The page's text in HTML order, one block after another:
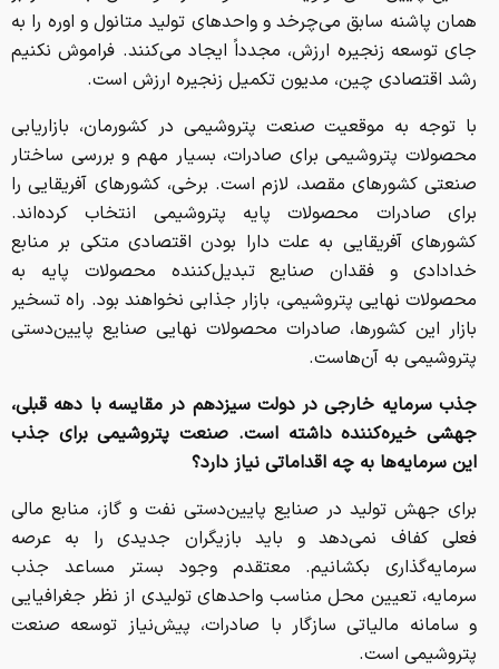
همان پاشنه سابق می‌چرخد و واحدهای تولید متانول و اوره را به
جای توسعه زنجیره ارزش، مجدداً ایجاد می‌کنند. فراموش نکنیم
رشد اقتصادی چین، مدیون تکمیل زنجیره ارزش است.
با توجه به موقعیت صنعت پتروشیمی در کشورمان، بازاریابی
محصولات پتروشیمی برای صادرات، بسیار مهم و بررسی ساختار
صنعتی کشورهای مقصد، لازم است. برخی، کشورهای آفریقایی را
برای صادرات محصولات پایه پتروشیمی انتخاب کرده‌اند.
کشورهای آفریقایی به علت دارا بودن اقتصادی متکی بر منابع
خدادادی و فقدان صنایع تبدیل‌کننده محصولات پایه به
محصولات نهایی پتروشیمی، بازار جذابی نخواهند بود. راه تسخیر
بازار این کشورها، صادرات محصولات نهایی صنایع پایین‌دستی
پتروشیمی به آن‌هاست.
جذب سرمایه خارجی در دولت سیزدهم در مقایسه با دهه قبلی،
جهشی خیره‌کننده‌ داشته است. صنعت پتروشیمی برای جذب
این سرمایه‌ها به چه اقداماتی نیاز دارد؟
برای ‎جهش تولید در صنایع پایین‌دستی نفت‌ و گاز، منابع مالی
فعلی کفاف نمی‌دهد و باید بازیگران جدیدی را به عرصه
سرمایه‌گذاری بکشانیم. معتقدم وجود بستر مساعد جذب
سرمایه، تعیین محل مناسب واحدهای تولیدی از نظر جغرافیایی
و سامانه مالیاتی سازگار با صادرات، پیش‌نیاز توسعه صنعت
پتروشیمی است.